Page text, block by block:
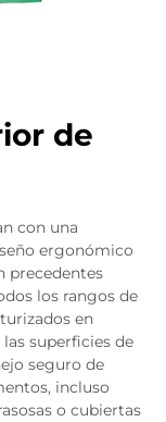
de
con una
ergonómico
precedentes
los rangos de
en
superficies de
seguro de
incluso
o cubiertas